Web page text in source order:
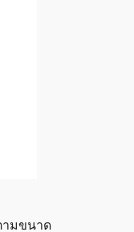
ามขนาด